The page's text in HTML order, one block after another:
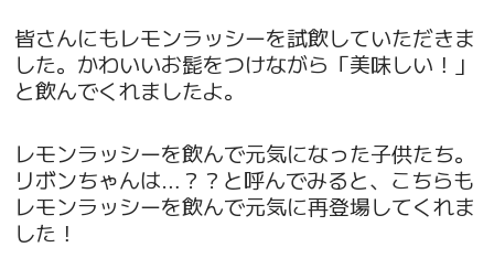
皆さんにもレモンラッシーを試飲していただきま
した。かわいいお髭をつけながら「美味しい！」
と飲んでくれましたよ。
レモンラッシーを飲んで元気になった子供たち。
リボンちゃんは…？？と呼んでみると、こちらも
レモンラッシーを飲んで元気に再登場してくれま
した！